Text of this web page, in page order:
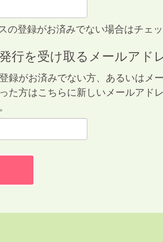
の登録がお済みでない場合はチェ
行を受け取るメールアド
録がお済みでない方、あるいはメ
た方はこちらに新しいメールアド